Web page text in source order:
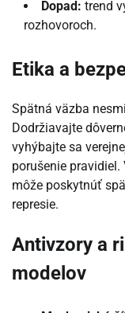
Dopad: trend
rozhovoroch.
Etika a
Spätná väzba
Dodržiavajte
vyhýbajte sa
porušenie
môže poskytnúť
represie.
Antivzory a
modelov